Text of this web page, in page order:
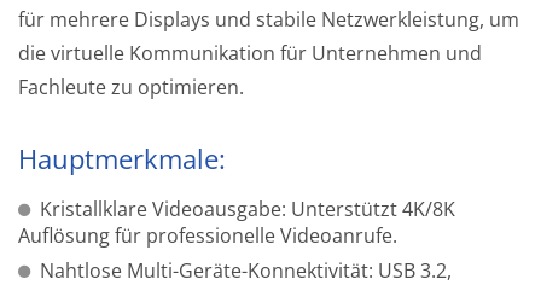
für mehrere Displays und stabile Netzwerkleistung, um
die virtuelle Kommunikation für Unternehmen und
Fachleute zu optimieren.
Hauptmerkmale:
Kristallklare Videoausgabe: Unterstützt 4K/8K
Auflösung für professionelle Videoanrufe.
Nahtlose Multi-Geräte-Konnektivität: USB 3.2,